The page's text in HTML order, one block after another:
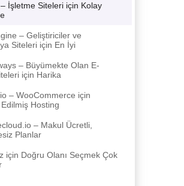
İşletme Siteleri için Kolay
– Geliştiriciler ve
Siteleri için En İyi
– Büyümekte Olan E-
için Harika
– WooCommerce için
Hosting
– Makul Ücretli,
Planlar
için Doğru Olanı Seçmek Çok